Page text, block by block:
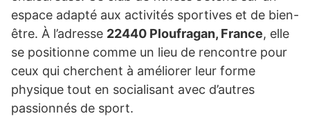
espace adapté aux activités sportives et de bien-
être. À l’adresse 22440 Ploufragan, France, elle
se positionne comme un lieu de rencontre pour
ceux qui cherchent à améliorer leur forme
physique tout en socialisant avec d’autres
passionnés de sport.